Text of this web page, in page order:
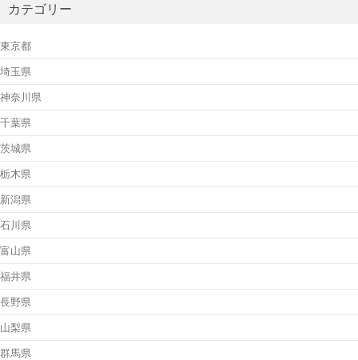
カテゴリー
東京都
埼玉県
神奈川県
千葉県
茨城県
栃木県
新潟県
石川県
富山県
福井県
長野県
山梨県
群馬県